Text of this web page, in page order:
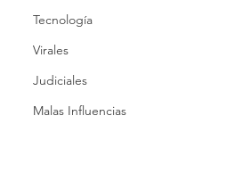
Tecnología
Virales
Judiciales
Malas Influencias